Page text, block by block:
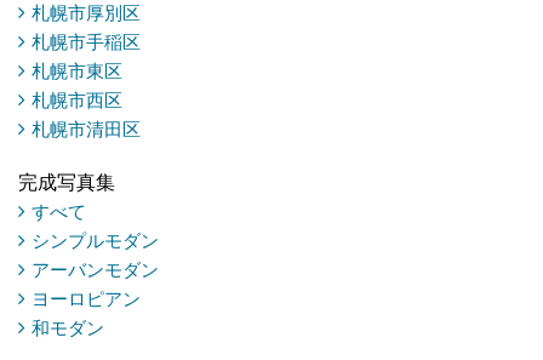
札幌市厚別区
札幌市手稲区
札幌市東区
札幌市西区
札幌市清田区
完成写真集
すべて
シンプルモダン
アーバンモダン
ヨーロピアン
和モダン